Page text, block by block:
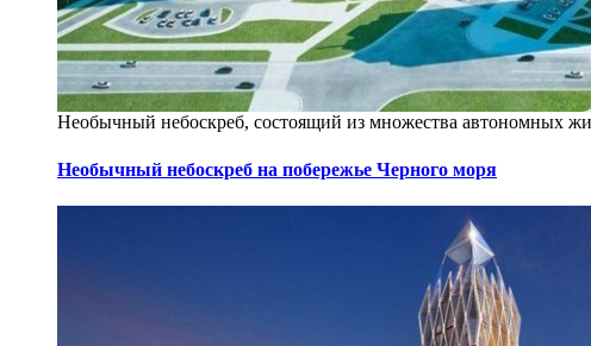
Необычный небоскреб, состоящий из множества автономных
Необычный небоскреб на побережье Черного моря